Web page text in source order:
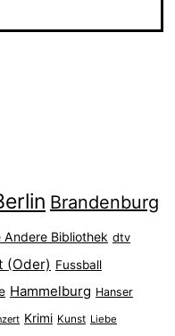
Brandenburg
Andere Bibliothek dtv
(Oder) Fussball
Hammelburg Hanser
Krimi Kunst Liebe